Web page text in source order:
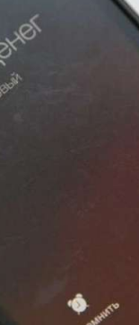
в топ‑15
стартует
пройдёт
народов